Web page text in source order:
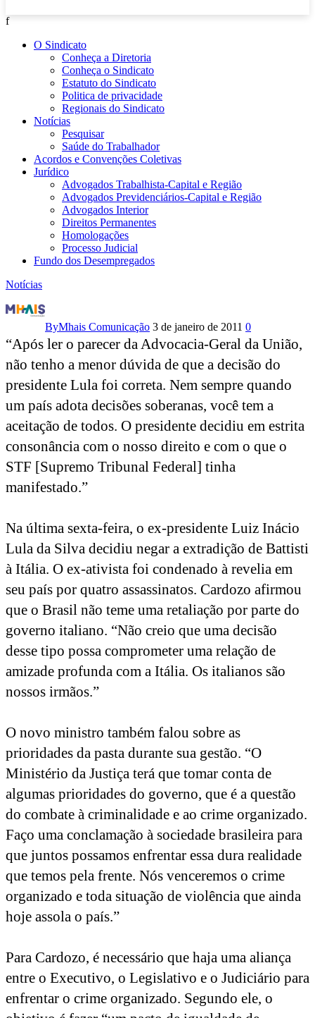
f
O Sindicato
Conheça a Diretoria
Conheça o Sindicato
Estatuto do Sindicato
Politica de privacidade
Regionais do Sindicato
Notícias
Pesquisar
Saúde do Trabalhador
Acordos e Convenções Coletivas
Jurídico
Advogados Trabalhista-Capital e Região
Advogados Previdenciários-Capital e Região
Advogados Interior
Direitos Permanentes
Homologações
Processo Judicial
Fundo dos Desempregados
Notícias
Decisão
Lula
sobre
o
caso
Battisti
foi
afirma
Cardozo
ByMhais Comunicação 3 de janeiro de 2011 0
“Após ler o parecer da Advocacia-Geral da União,
não tenho a menor dúvida de que a decisão do
presidente Lula foi correta. Nem sempre quando
um país adota decisões soberanas, você tem a
aceitação de todos. O presidente decidiu em estrita
consonância com o nosso direito e com o que o
STF [Supremo Tribunal Federal] tinha
manifestado.”
Na última sexta-feira, o ex-presidente Luiz Inácio
Lula da Silva decidiu negar a extradição de Battisti
à Itália. O ex-ativista foi condenado à revelia em
seu país por quatro assassinatos. Cardozo afirmou
que o Brasil não teme uma retaliação por parte do
governo italiano. “Não creio que uma decisão
desse tipo possa comprometer uma relação de
amizade profunda com a Itália. Os italianos são
nossos irmãos.”
O novo ministro também falou sobre as
prioridades da pasta durante sua gestão. “O
Ministério da Justiça terá que tomar conta de
algumas prioridades do governo, que é a questão
do combate à criminalidade e ao crime organizado.
Faço uma conclamação à sociedade brasileira para
que juntos possamos enfrentar essa dura realidade
que temos pela frente. Nós venceremos o crime
organizado e toda situação de violência que ainda
hoje assola o país.”
Para Cardozo, é necessário que haja uma aliança
entre o Executivo, o Legislativo e o Judiciário para
enfrentar o crime organizado. Segundo ele, o